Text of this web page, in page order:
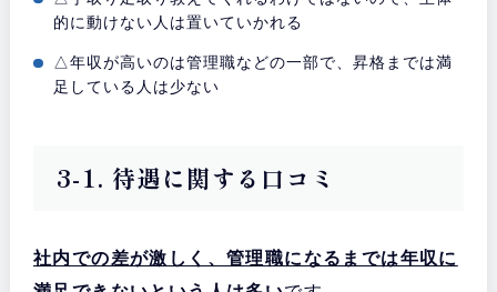
的に動けない人は置いていかれる
△年収が高いのは管理職などの一部で、昇格までは満
足している人は少ない
3-1. 待遇に関する口コミ
社内での差が激しく、管理職になるまでは年収に